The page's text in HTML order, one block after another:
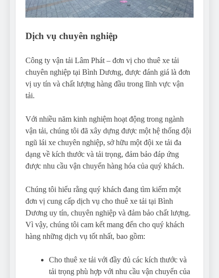
Dịch vụ chuyên nghiệp
Công ty vận tải Lâm Phát – đơn vị cho thuê xe tải
chuyên nghiệp tại Bình Dương, được đánh giá là đơn
vị uy tín và chất lượng hàng đầu trong lĩnh vực vận
tải.
Với nhiều năm kinh nghiệm hoạt động trong ngành
vận tải, chúng tôi đã xây dựng được một hệ thống đội
ngũ lái xe chuyên nghiệp, sở hữu một đội xe tải đa
dạng về kích thước và tải trọng, đảm bảo đáp ứng
được nhu cầu vận chuyển hàng hóa của quý khách.
Chúng tôi hiểu rằng quý khách đang tìm kiếm một
đơn vị cung cấp dịch vụ cho thuê xe tải tại Bình
Dương uy tín, chuyên nghiệp và đảm bảo chất lượng.
Vì vậy, chúng tôi cam kết mang đến cho quý khách
hàng những dịch vụ tốt nhất, bao gồm:
Cho thuê xe tải với đầy đủ các kích thước và
tải trọng phù hợp với nhu cầu vận chuyển của